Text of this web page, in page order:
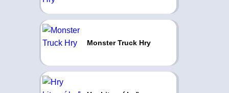
Monster Truck Hry